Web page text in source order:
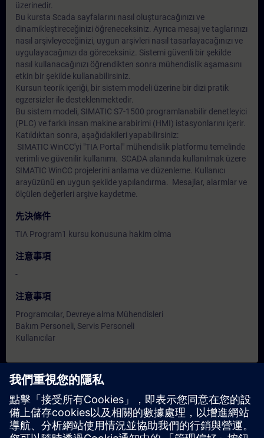
üzerinedir.
Bu kursta Scada sayfalarını nasıl oluşturacağınızı ve
dinamikleştireceğinizi öğreneceksiniz. Ayrıca mesaj ve taglarınızı
nasıl arşivleyeceğinizi, uygun arşivleri nasıl tasarlayacağınızı ve
uygulayacağınızı da göreceksiniz. Sistemi güvenli bir şekilde
nasıl kullanacağınızı öğrendikten sonra mühendislik aşamasını
etkin bir şekilde kullanabilirsiniz.
Kursun teorik içeriği, bir sistem modeli üzerine bir dizi pratik
egzersizler ile desteklenmektedir.
Bu sistem modeli, SIMATIC S7-1500 programlanabilir denetleyici
(PLC) ve farklı insan makine arabirimi (HMI) istasyonlarını içerir.
Katıldıktan sonra, aşağıdakileri yapabilirsiniz:
SIMATIC WinCC'yi "TIA Portal" mühendislik platformu temelinde
verimli ve güvenilir kullanımı. SCADA alanında kullanılmak üzere
SIMATIC WinCC projelerini anlama ve düzenleme. Kullanıcı
arayüzünü en uygun şekilde yapılandırma. Mesajlar, alarmlar ve
ölçülen değerleri arşive kaydetme.
先決條件
TIA Program1 kursu konusuna hakim olma
注意事項
-
注意事項
Programcılar, Devreye alma Mühendisleri
Bakım Personeli, Servis Personeli
Kullanıcılar
目前沒有可用活動
請將您的姓名加入課程候補名單，一旦有新的開課日期，我們將
通知您。